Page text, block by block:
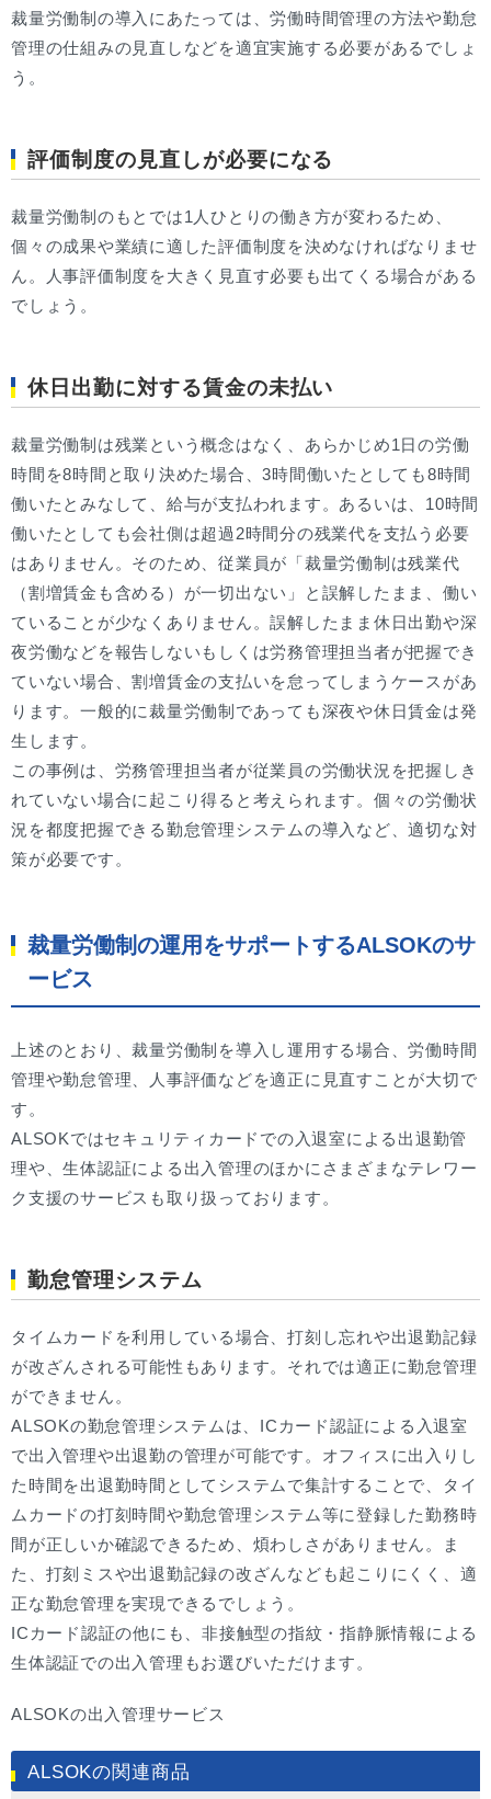
裁量労働制の導入にあたっては、労働時間管理の方法や勤怠
管理の仕組みの見直しなどを適宜実施する必要があるでしょ
う。
評価制度の見直しが必要になる
裁量労働制のもとでは1人ひとりの働き方が変わるため、
個々の成果や業績に適した評価制度を決めなければなりませ
ん。人事評価制度を大きく見直す必要も出てくる場合がある
でしょう。
休日出勤に対する賃金の未払い
裁量労働制は残業という概念はなく、あらかじめ1日の労働
時間を8時間と取り決めた場合、3時間働いたとしても8時間
働いたとみなして、給与が支払われます。あるいは、10時間
働いたとしても会社側は超過2時間分の残業代を支払う必要
はありません。そのため、従業員が「裁量労働制は残業代
（割増賃金も含める）が一切出ない」と誤解したまま、働い
ていることが少なくありません。誤解したまま休日出勤や深
夜労働などを報告しないもしくは労務管理担当者が把握でき
ていない場合、割増賃金の支払いを怠ってしまうケースがあ
ります。一般的に裁量労働制であっても深夜や休日賃金は発
生します。
この事例は、労務管理担当者が従業員の労働状況を把握しき
れていない場合に起こり得ると考えられます。個々の労働状
況を都度把握できる勤怠管理システムの導入など、適切な対
策が必要です。
裁量労働制の運用をサポートするALSOKのサ
ービス
上述のとおり、裁量労働制を導入し運用する場合、労働時間
管理や勤怠管理、人事評価などを適正に見直すことが大切で
す。
ALSOKではセキュリティカードでの入退室による出退勤管
理や、生体認証による出入管理のほかにさまざまなテレワー
ク支援のサービスも取り扱っております。
勤怠管理システム
タイムカードを利用している場合、打刻し忘れや出退勤記録
が改ざんされる可能性もあります。それでは適正に勤怠管理
ができません。
ALSOKの勤怠管理システムは、ICカード認証による入退室
で出入管理や出退勤の管理が可能です。オフィスに出入りし
た時間を出退勤時間としてシステムで集計することで、タイ
ムカードの打刻時間や勤怠管理システム等に登録した勤務時
間が正しいか確認できるため、煩わしさがありません。ま
た、打刻ミスや出退勤記録の改ざんなども起こりにくく、適
正な勤怠管理を実現できるでしょう。
ICカード認証の他にも、非接触型の指紋・指静脈情報による
生体認証での出入管理もお選びいただけます。
ALSOKの出入管理サービス
ALSOKの関連商品